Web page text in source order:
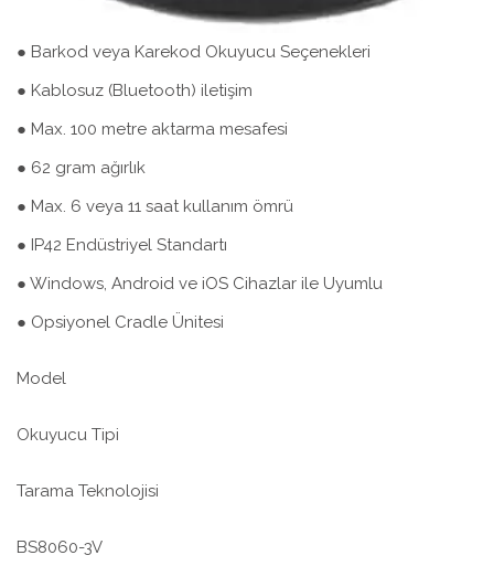
● Barkod veya Karekod Okuyucu Seçenekleri
● Kablosuz (Bluetooth) iletişim
● Max. 100 metre aktarma mesafesi
● 62 gram ağırlık
● Max. 6 veya 11 saat kullanım ömrü
● IP42 Endüstriyel Standartı
● Windows, Android ve iOS Cihazlar ile Uyumlu
● Opsiyonel Cradle Ünitesi
Model
Okuyucu Tipi
Tarama Teknolojisi
BS8060-3V